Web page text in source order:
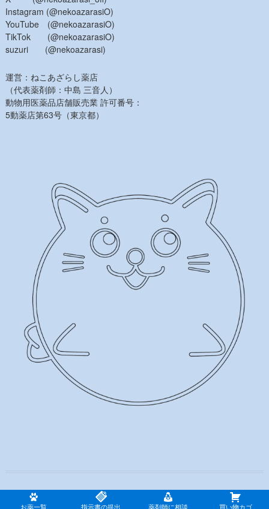
Instagram (@nekoazarasiO)
YouTube (@nekoazarasiO)
TikTok (@nekoazarasiO)
suzuri (@nekoazarasi)
運営：ねこあざらし薬店
（代表薬剤師：中島 三音人）
動物用医薬品店舗販売業 許可番号：
5動薬店第63号（東京都）
ねこあざらし薬店| Designed by:Theme Freesia| © 2026WordPress
お薬一覧 指示書の提出 薬剤師に相談 買い物カゴ